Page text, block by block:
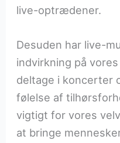
live-optrædener.
Desuden har live-
indvirkning på
deltage i koncerter
følelse af
vigtigt for vores
at bringe